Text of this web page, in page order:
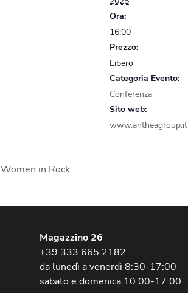
Ora:
16:00
Prezzo:
Libero
Categoria Evento:
Conferenza
Sito web:
www.antheagroup.it
Women in Rock
Magazzino 26
+39 333 665 2182
da lunedì a venerdì 8:30-17:00
sabato e domenica 10:00-17:00